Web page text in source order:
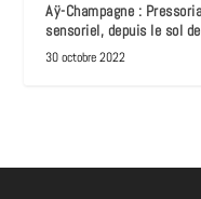
Aÿ-Champagne :
sensoriel, depuis le sol
30 octobre 2022